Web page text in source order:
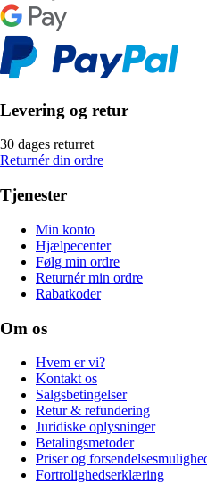
Levering og retur
30 dages returret
Returnér din ordre
Tjenester
Min konto
Hjælpecenter
Følg min ordre
Returnér min ordre
Rabatkoder
Om os
Hvem er vi?
Kontakt os
Salgsbetingelser
Retur & refundering
Juridiske oplysninger
Betalingsmetoder
Priser og
Fortrolighedserklæring